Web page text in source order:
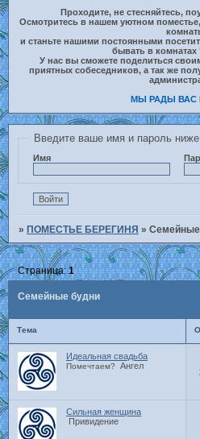
Проходите, не стесняйтесь,
Осмотритесь в нашем уютном
и станьте нашими постоянными
бывать в комнатах
У нас вы сможете поделиться
приятных собеседников, а так же
МЫ РАДЫ ВАС
Введите ваше имя и пароль ниже
Имя
»ПОМЕСТЬЕ БЕРЕГИНЯ »
Семейные будни
Страница:1
Тема
Идеальная свадьба
Помечтаем? Ангел
Сильная женщина
Привидение